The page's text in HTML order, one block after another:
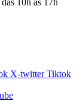
10h às 17h
X-twitter Tiktok